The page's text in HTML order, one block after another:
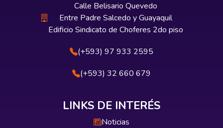
Calle Belisario Quevedo
Entre Padre Salcedo y Guayaquil
Edificio Sindicato de Choferes 2do piso
(+593) 97 933 2595
(+593) 32 660 679
LINKS DE INTERÉS
Noticias